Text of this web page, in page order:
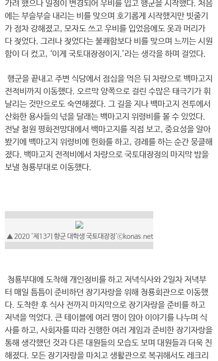
가려 했으나 일정이 변경되어 우비를 입고 행군을 시작했다. 처음
에는 부슬부슬 내리는 비를 맞으며 호기롭게 시작했지만 빗줄기
가 점차 강해졌고, 모자도 쓰고 우비를 입었음에도 옷과 머리가
다 젖었다. 그러나 젖었다는 불쾌함보다 비를 맞으며 느끼는 시원
함이 더 컸고, ‘이게 국토대장정이지.’라는 생각을 하며 걸었다.
행군을 끝내고 주변 식당에서 점심을 먹은 뒤 차량으로 백마고지
전적비까지 이동했다. 오르막 양쪽으로 걸린 수많은 태극기가 휘
날리는 것만으로도 숙연해졌다. 그 길을 지나 백마고지 전투에서
산화한 용사들의 넋을 달래는 백마고지 위령비를 볼 수 있었다.
전날 철원 평화전망대에서 백마고지를 직접 보고, 중요성을 알아
봤기에 백마고지 위령비에 헌화를 하고, 경례를 하는 순간 뭉클해
졌다. 백마고지 전적비에서 차량으로 국토대장정의 마지막 밤을
보낼 청룡부대로 이동했다.
▲ 2020 '제13기 향군 대학생 국토대장정'ⓒkonas.net
청룡부대에 도착해 개인정비를 하고 저녁식사와 2일차 저녁부
터 매일 틈틈이 준비하던 장기자랑을 위해 청룡회관으로 이동했
다. 도착한 후 식사 전까지 마지막으로 장기자랑을 준비를 하고
저녁을 먹었다. 큰 테이블에 여러 명이 앉아 이야기를 나누며 식
사를 하고, 사회자를 따라 진행한 여러 게임과 준비한 장기자랑을
통해 생각했던 것과 다른 대원들의 모습도 보며 대원들과 더욱 친
해졌다. 모든 장기자랑을 마치고 생활관으로 복귀해서도 레크리